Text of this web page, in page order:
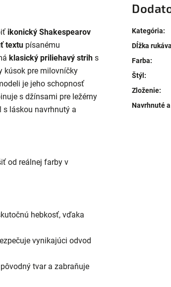
ikonický Shakespearov
textu písanému
klasický priliehavý strih s
kúsok pre milovníčky
je jeho schopnosť
s džínsami pre ležérny
s láskou navrhnutý a
od reálnej farby v
hebkosť, vďaka
vynikajúci odvod
tvar a zabraňuje
Kategória:
Dĺžka
Farba:
Štýl:
Zloženie:
Navrhnuté